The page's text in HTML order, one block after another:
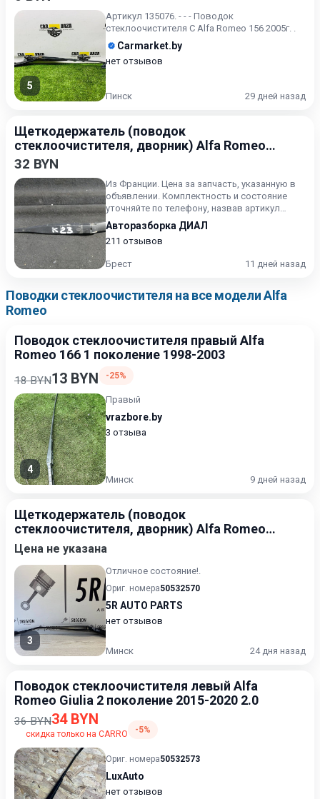
5
Артикул 135076. - - - Поводок
стеклоочистителя С Alfa Romeo 156 2005г. .
Carmarket.by
нет отзывов
Пинск 29 дней назад
Щеткодержатель (поводок
стеклоочистителя, дворник) Alfa Romeo
156 2002-2003
32 BYN
Из Франции. Цена за запчасть, указанную в
объявлении. Комплектность и состояние
уточняйте по телефону, назвав артикул
интересуемой запчасти.
Авторазборка ДИАЛ
211 отзывов
Брест 11 дней назад
Поводки стеклоочистителя на все модели Alfa
Romeo
Поводок стеклоочистителя правый Alfa
Romeo 166 1 поколение 1998-2003
18 BYN13 BYN -25%
4
Правый
vrazbore.by
3 отзыва
Минск 9 дней назад
Щеткодержатель (поводок
стеклоочистителя, дворник) Alfa Romeo
Giulia 2 2015-2020
Цена не указана
3
Отличное состояние!.
Ориг. номера50532570
5R AUTO PARTS
нет отзывов
Минск 24 дня назад
Поводок стеклоочистителя левый Alfa
Romeo Giulia 2 поколение 2015-2020 2.0
36 BYN34 BYN
скидка только на CARRO -5%
Ориг. номера50532573
LuxAuto
нет отзывов